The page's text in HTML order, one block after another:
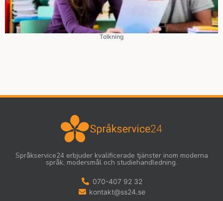
Tolkning
Språkservice24 erbjuder kvalificerade tjänster inom moderna
språk, modersmål och studiehandledning.
070-407 92 32
kontakt@ss24.se